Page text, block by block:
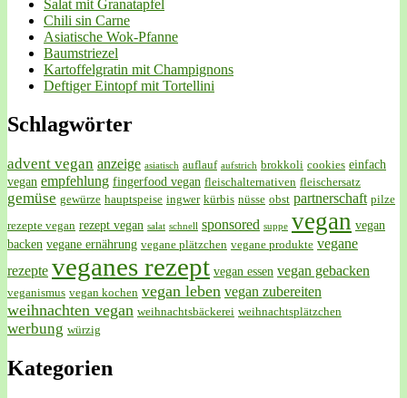
Salat mit Granatapfel
Chili sin Carne
Asiatische Wok-Pfanne
Baumstriezel
Kartoffelgratin mit Champignons
Deftiger Eintopf mit Tortellini
Schlagwörter
advent vegan anzeige asiatisch auflauf aufstrich brokkoli cookies einfach
vegan empfehlung fingerfood vegan fleischalternativen fleischersatz
gemüse gewürze hauptspeise ingwer kürbis nüsse obst partnerschaft pilze
rezepte vegan rezept vegan salat schnell sponsored suppe vegan vegan
backen vegane ernährung vegane plätzchen vegane produkte vegane
rezepte veganes rezept vegan essen vegan gebacken
veganismus vegan kochen vegan leben vegan zubereiten
weihnachten vegan weihnachtsbäckerei weihnachtsplätzchen
werbung würzig
Kategorien